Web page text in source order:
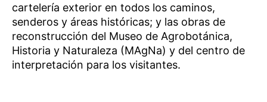
cartelería exterior en todos los caminos,
senderos y áreas históricas; y las obras de
reconstrucción del Museo de Agrobotánica,
Historia y Naturaleza (MAgNa) y del centro de
interpretación para los visitantes.